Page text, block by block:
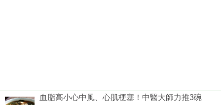
血脂高小心中風、心肌梗塞！中醫大師力推3碗